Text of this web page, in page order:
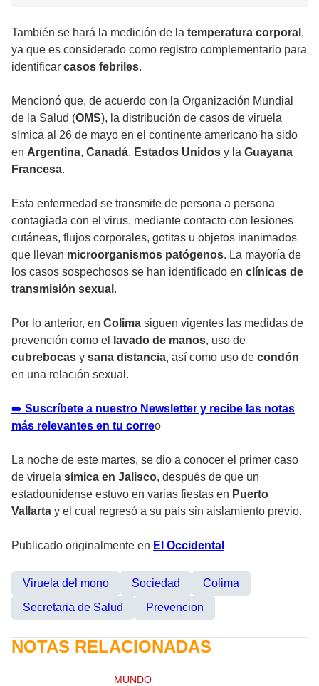
También se hará la medición de la temperatura corporal ,
ya que es considerado como registro complementario para
identificar casos febriles.
Mencionó que, de acuerdo con la Organización Mundial
de la Salud (OMS), la distribución de casos de viruela
símica al 26 de mayo en el continente americano ha sido
en Argentina, Canadá, Estados Unidos y la Guayana
Francesa.
Esta enfermedad se transmite de persona a persona
contagiada con el virus, mediante contacto con lesiones
cutáneas, flujos corporales, gotitas u objetos inanimados
que llevan microorganismos patógenos. La mayoría de
los casos sospechosos se han identificado en clínicas de
transmisión sexual .
Por lo anterior, en Colima siguen vigentes las medidas de
prevención como el
lavado de manos, uso de
cubrebocas y sana distancia, así como uso de condón
en una relación sexual.
➡️ Suscríbete a nuestro Newsletter y recibe las notas
más relevantes en tu correo
La noche de este martes, se dio a conocer el primer caso
de viruela símica en Jalisco, después de que un
estadounidense estuvo en varias fiestas en Puerto
Vallarta y el cual regresó a su país sin aislamiento previo.
Publicado originalmente en El Occidental
Viruela del mono Sociedad
Colima
Secretaria de Salud
Prevencion
NOTAS RELACIONADAS
MUNDO